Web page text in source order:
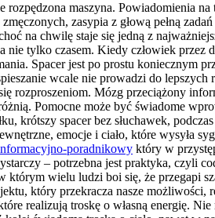
rozpędzona maszyna. Powiadomienia
zasypia z głową pełną
na chwilę staje się jedną z
nie tylko czasem. Kiedy człowiek
Spacer jest po prostu koniecznym
wcale nie prowadzi do
rozproszeniom. Mózg przeciążony
Pomocne może być świadome
krótszy spacer bez słuchawek,
emocje i ciało, które wysyła
poradnikowy który w
– potrzebna jest praktyka, czyli
wielu ludzi boi się, że przegapi
który przekracza nasze możliwości,
realizują troskę o własną energię.